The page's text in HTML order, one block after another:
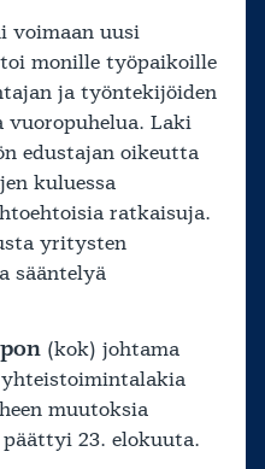
voimaan uusi
monille työpaikoille
ja työntekijöiden
vuoropuhelua. Laki
edustajan oikeutta
kuluessa
ratkaisuja.
yritysten
sääntelyä
(kok) johtama
muutoksia
23. elokuuta.